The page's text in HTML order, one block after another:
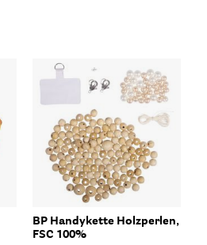
BP Handykette Holzperlen,
FSC 100%